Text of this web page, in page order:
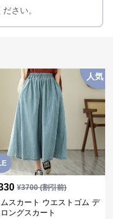
さい。
人気
¥3700(割引前)
スカート ウエストゴム デ
ングスカート